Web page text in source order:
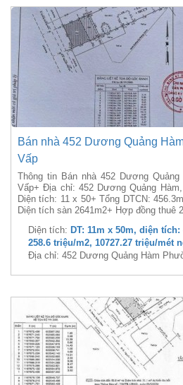
Bán nhà 452 Dương Quảng
Vấp
Thông tin Bán nhà 452 Dương
Vấp+ Địa chỉ: 452 Dương Quảng
Diện tích: 11 x 50+ Tổng DTCN:
Diện tích sàn 2641m2+ Hợp đồng thuê
Diện tích: DT: 11m x 50m, diện
258.6 triệu/m2, 10727.27 triệu/mét
Địa chỉ: 452 Dương Quảng Hàm